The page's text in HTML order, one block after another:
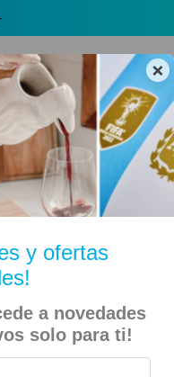
×
y ofertas
a novedades
solo para ti!
las categorías
360ml